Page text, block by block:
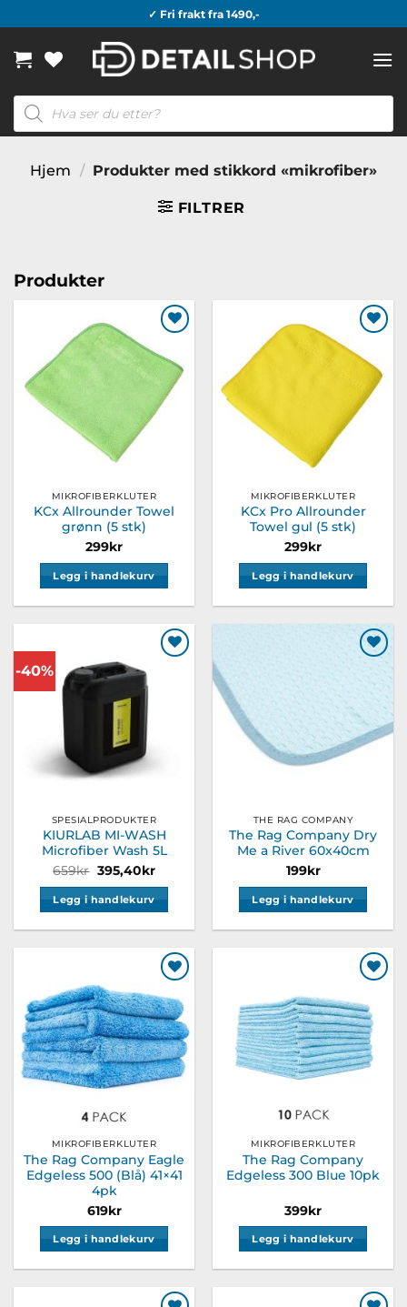
to
content
✓ Fri frakt fra 1490,-
Products
search
Hjem / Produkter med stikkord «mikrofiber»
FILTRER
Produkter
Legg til
ønskeliste
MIKROFIBERKLUTER
KCx Allrounder Towel
grønn (5 stk)
299kr
Legg i handlekurv
Legg til
ønskeliste
MIKROFIBERKLUTER
KCx Pro Allrounder
Towel gul (5 stk)
299kr
Legg i handlekurv
-40%
Legg til
ønskeliste
SPESIALPRODUKTER
KIURLAB MI-WASH
Microfiber Wash 5L
659kr Opprinnelig
pris
var:
659kr.
395,40krNåværende
Legg i handlekurv
ønskeliste
THE RAG COMPANY
The Rag Company Dry
Me a River 60x40cm
199kr
Legg i handlekurv
Legg til
ønskeliste
MIKROFIBERKLUTER
The Rag Company Eagle
Edgeless 500 (Blå) 41×41
4pk
619kr
Legg i handlekurv
ønskeliste
MIKROFIBERKLUTER
The Rag Company
Edgeless 300 Blue 10pk
399kr
Legg i handlekurv